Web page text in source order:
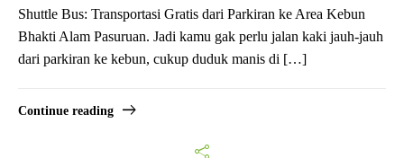
Shuttle Bus: Transportasi Gratis dari Parkiran ke Area Kebun
Bhakti Alam Pasuruan. Jadi kamu gak perlu jalan kaki jauh-jauh
dari parkiran ke kebun, cukup duduk manis di […]
Continue reading